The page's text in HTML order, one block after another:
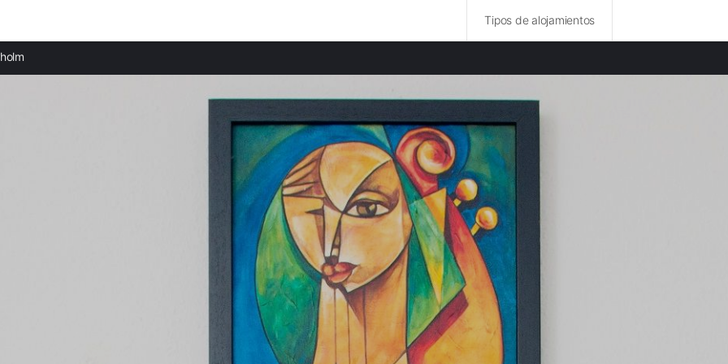
Tipos de alojamientos
Casas rurales en Malmö provincia
Casas rurales en Kołobrzeg provincia
Casas rurales en Fischland-Darß Zingst provincia